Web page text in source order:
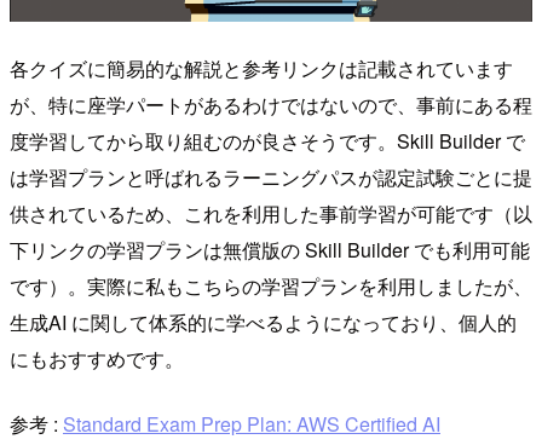
各クイズに簡易的な解説と参考リンクは記載されています
が、特に座学パートがあるわけではないので、事前にある程
度学習してから取り組むのが良さそうです。Skill Builder で
は学習プランと呼ばれるラーニングパスが認定試験ごとに提
供されているため、これを利用した事前学習が可能です（以
下リンクの学習プランは無償版の Skill Builder でも利用可能
です）。実際に私もこちらの学習プランを利用しましたが、
生成AI に関して体系的に学べるようになっており、個人的
にもおすすめです。
参考 : Standard Exam Prep Plan: AWS Certified AI